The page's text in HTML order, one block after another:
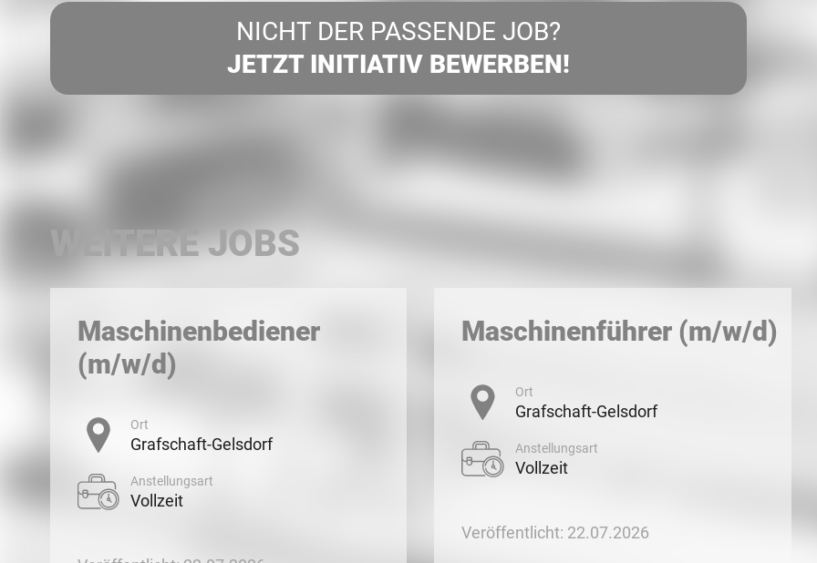
NICHT DER PASSENDE JOB?
JETZT INITIATIV BEWERBEN!
WEITERE JOBS
Maschinenbediener
(m/w/d)
Ort
Grafschaft-Gelsdorf
Anstellungsart
Vollzeit
Maschinenführer (m/w/d)
Ort
Grafschaft-Gelsdorf
Anstellungsart
Vollzeit
Veröffentlicht: 22.07.2026